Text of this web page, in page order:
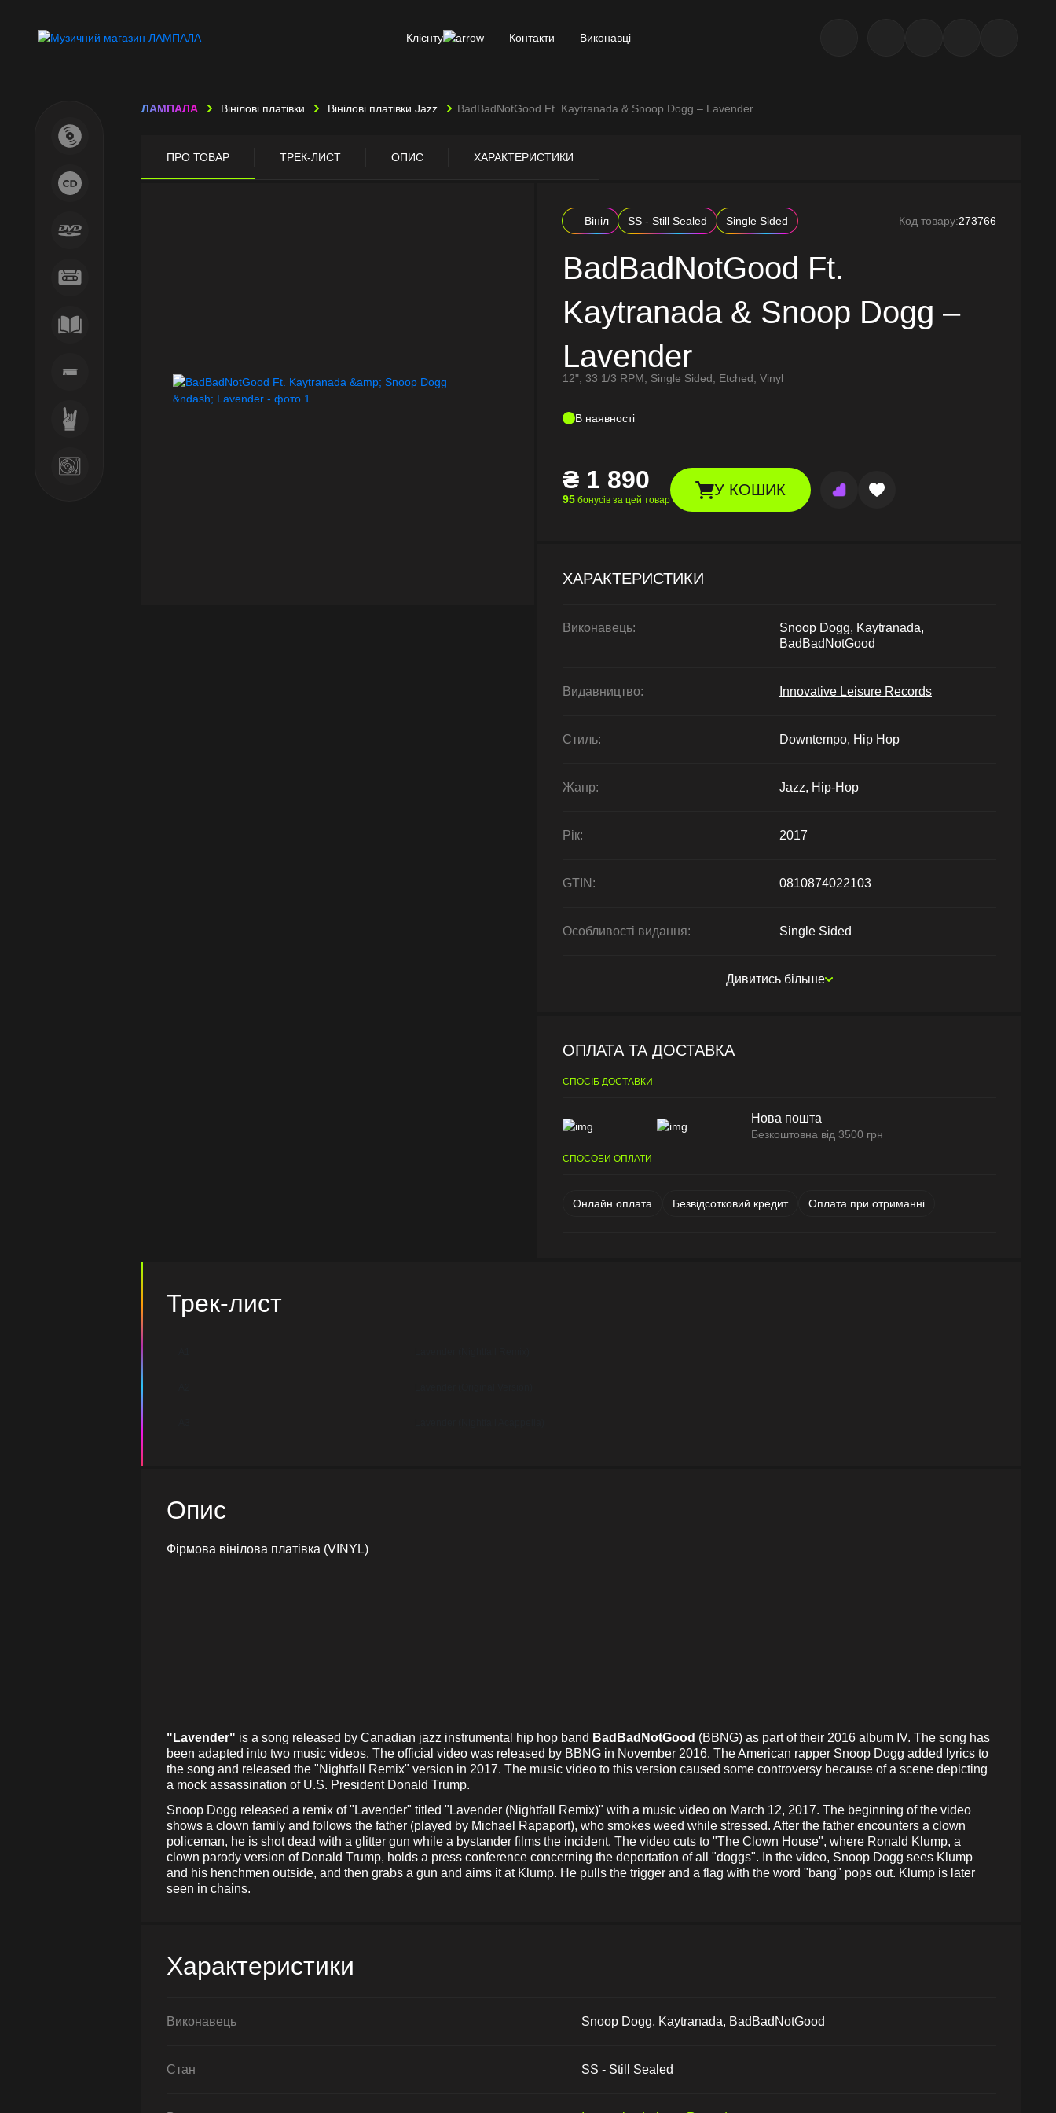
Клієнту Контакти Виконавці
ЛАМПАЛА Вінілові платівки Вінілові платівки Jazz BadBadNotGood Ft. Kaytranada & Snoop Dogg – Lavender
ПРО ТОВАР ТРЕК-ЛИСТ ОПИС ХАРАКТЕРИСТИКИ
Вініл SS - Still Sealed Single Sided Код товару:273766
BadBadNotGood Ft.
Kaytranada & Snoop Dogg –
Lavender
12", 33 1/3 RPM, Single Sided, Etched, Vinyl
В наявності
₴ 1 890
95 бонусів за цей товар
У КОШИК
ХАРАКТЕРИСТИКИ
Виконавець:
Snoop Dogg, Kaytranada,
BadBadNotGood
Видавництво: Innovative Leisure Records
Стиль: Downtempo, Hip Hop
Жанр: Jazz, Hip-Hop
Рік: 2017
GTIN: 0810874022103
Особливості видання: Single Sided
Дивитись більше
ОПЛАТА ТА ДОСТАВКА
СПОСІБ ДОСТАВКИ
Нова пошта
Безкоштовна від 3500 грн
СПОСОБИ ОПЛАТИ
Онлайн оплата Безвідсотковий кредит Оплата при отриманні
Трек-лист
Опис
Фірмова вінілова платівка (VINYL)
"Lavender" is a song released by Canadian jazz instrumental hip hop band BadBadNotGood (BBNG) as part of their 2016 album IV. The song has
been adapted into two music videos. The official video was released by BBNG in November 2016. The American rapper Snoop Dogg added lyrics to
the song and released the "Nightfall Remix" version in 2017. The music video to this version caused some controversy because of a scene depicting
a mock assassination of U.S. President Donald Trump.
Snoop Dogg released a remix of "Lavender" titled "Lavender (Nightfall Remix)" with a music video on March 12, 2017. The beginning of the video
shows a clown family and follows the father (played by Michael Rapaport), who smokes weed while stressed. After the father encounters a clown
policeman, he is shot dead with a glitter gun while a bystander films the incident. The video cuts to "The Clown House", where Ronald Klump, a
clown parody version of Donald Trump, holds a press conference concerning the deportation of all "doggs". In the video, Snoop Dogg sees Klump
and his henchmen outside, and then grabs a gun and aims it at Klump. He pulls the trigger and a flag with the word "bang" pops out. Klump is later
seen in chains.
Характеристики
Виконавець Snoop Dogg, Kaytranada, BadBadNotGood
Стан SS - Still Sealed